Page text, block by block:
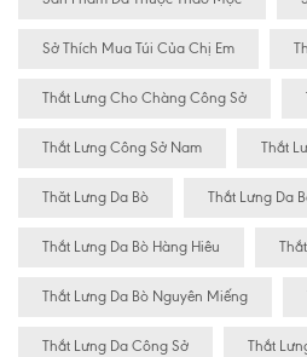
Sở Thích Mua Túi Của Chị Em
Thắt Lưng Cho Chàng Công Sở
Thắt Lưng Công Sở Nam Thắt
Thăt Lưng Da Bò Thắt Lưng Da
Thắt Lưng Da Bò Hàng Hiêu
Thắt Lưng Da Bò Nguyên Miếng
Thắt Lưng Da Công Sở Thắt